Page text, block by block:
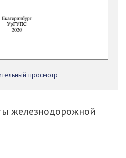
просмотр
железнодорожной